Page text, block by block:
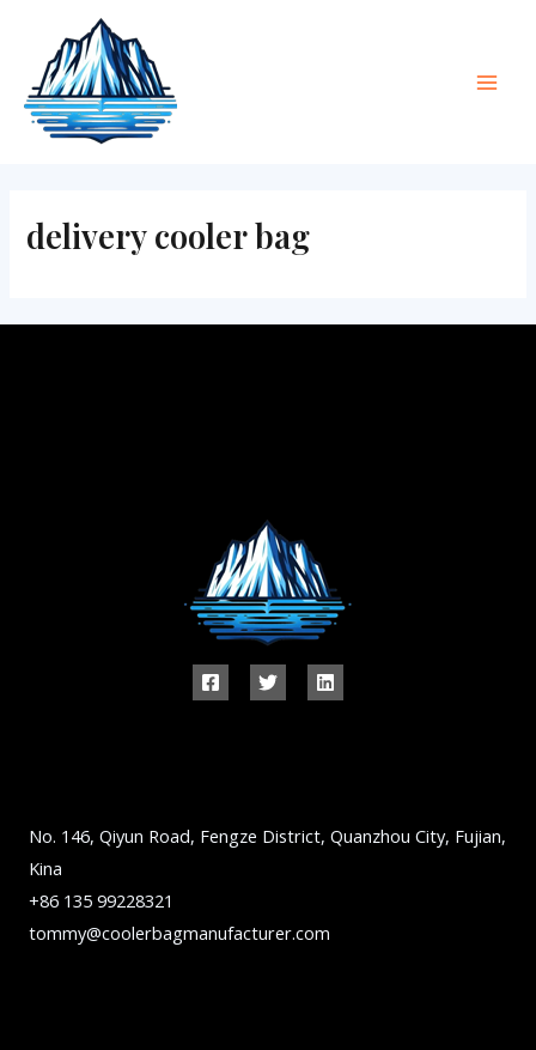
innehåll
delivery cooler bag
No. 146, Qiyun Road, Fengze District, Quanzhou City, Fujian,
Kina
+86 135 99228321
tommy@coolerbagmanufacturer.com